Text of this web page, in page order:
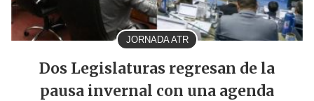
JORNADA ATR
Dos Legislaturas regresan de la
pausa invernal con una agenda